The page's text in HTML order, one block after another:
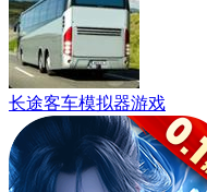
长途客车模拟器游戏